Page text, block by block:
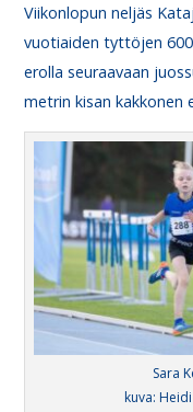
Viikonlopun neljäs
vuotiaiden tyttöjen
erolla seuraavaan
metrin kisan kakkonen
Sara
kuva: